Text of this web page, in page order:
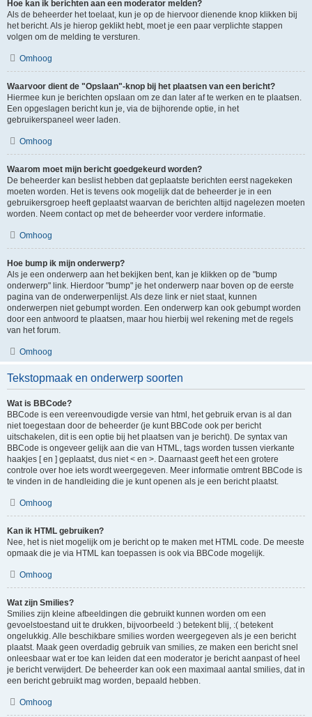
Hoe kan ik berichten aan een moderator melden?
Als de beheerder het toelaat, kun je op de hiervoor dienende knop klikken bij
het bericht. Als je hierop geklikt hebt, moet je een paar verplichte stappen
volgen om de melding te versturen.
Omhoog
Waarvoor dient de "Opslaan"-knop bij het plaatsen van een bericht?
Hiermee kun je berichten opslaan om ze dan later af te werken en te plaatsen.
Een opgeslagen bericht kun je, via de bijhorende optie, in het
gebruikerspaneel weer laden.
Omhoog
Waarom moet mijn bericht goedgekeurd worden?
De beheerder kan beslist hebben dat geplaatste berichten eerst nagekeken
moeten worden. Het is tevens ook mogelijk dat de beheerder je in een
gebruikersgroep heeft geplaatst waarvan de berichten altijd nagelezen moeten
worden. Neem contact op met de beheerder voor verdere informatie.
Omhoog
Hoe bump ik mijn onderwerp?
Als je een onderwerp aan het bekijken bent, kan je klikken op de "bump
onderwerp" link. Hierdoor "bump" je het onderwerp naar boven op de eerste
pagina van de onderwerpenlijst. Als deze link er niet staat, kunnen
onderwerpen niet gebumpt worden. Een onderwerp kan ook gebumpt worden
door een antwoord te plaatsen, maar hou hierbij wel rekening met de regels
van het forum.
Omhoog
Tekstopmaak en onderwerp soorten
Wat is BBCode?
BBCode is een vereenvoudigde versie van html, het gebruik ervan is al dan
niet toegestaan door de beheerder (je kunt BBCode ook per bericht
uitschakelen, dit is een optie bij het plaatsen van je bericht). De syntax van
BBCode is ongeveer gelijk aan die van HTML, tags worden tussen vierkante
haakjes [ en ] geplaatst, dus niet < en >. Daarnaast geeft het een grotere
controle over hoe iets wordt weergegeven. Meer informatie omtrent BBCode is
te vinden in de handleiding die je kunt openen als je een bericht plaatst.
Omhoog
Kan ik HTML gebruiken?
Nee, het is niet mogelijk om je bericht op te maken met HTML code. De meeste
opmaak die je via HTML kan toepassen is ook via BBCode mogelijk.
Omhoog
Wat zijn Smilies?
Smilies zijn kleine afbeeldingen die gebruikt kunnen worden om een
gevoelstoestand uit te drukken, bijvoorbeeld :) betekent blij, :( betekent
ongelukkig. Alle beschikbare smilies worden weergegeven als je een bericht
plaatst. Maak geen overdadig gebruik van smilies, ze maken een bericht snel
onleesbaar wat er toe kan leiden dat een moderator je bericht aanpast of heel
je bericht verwijdert. De beheerder kan ook een maximaal aantal smilies, dat in
een bericht gebruikt mag worden, bepaald hebben.
Omhoog